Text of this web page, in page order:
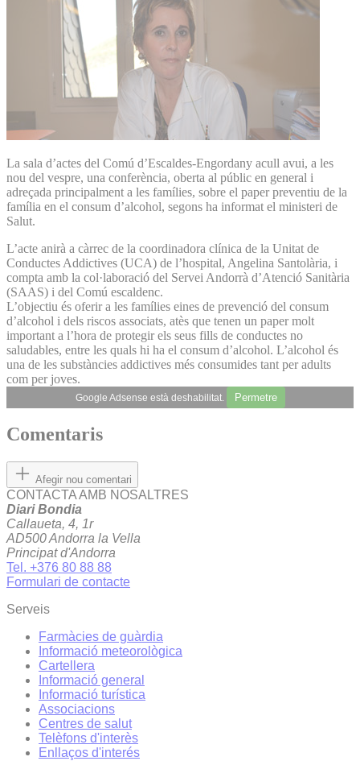
La sala d’actes del Comú d’Escaldes-Engordany acull avui, a les
nou del vespre, una conferència, oberta al públic en general i
adreçada principalment a les famílies, sobre el paper preventiu de la
família en el consum d’alcohol, segons ha informat el ministeri de
Salut.
L’acte anirà a càrrec de la coordinadora clínica de la Unitat de
Conductes Addictives (UCA) de l’hospital, Angelina Santolària, i
compta amb la col·laboració del Servei Andorrà d’Atenció Sanitària
(SAAS) i del Comú escaldenc.
L’objectiu és oferir a les famílies eines de prevenció del consum
d’alcohol i dels riscos associats, atès que tenen un paper molt
important a l’hora de protegir els seus fills de conductes no
saludables, entre les quals hi ha el consum d’alcohol. L’alcohol és
una de les substàncies addictives més consumides tant per adults
com per joves.
Google Adsense està deshabilitat. Permetre
Comentaris
Afegir nou comentari
CONTACTA AMB NOSALTRES
Diari Bondia
Callaueta, 4, 1r
AD500 Andorra la Vella
Principat d'Andorra
Tel. +376 80 88 88
Formulari de contacte
Serveis
Farmàcies de guàrdia
Informació meteorològica
Cartellera
Informació general
Informació turística
Associacions
Centres de salut
Telèfons d'interès
Enllaços d'interés